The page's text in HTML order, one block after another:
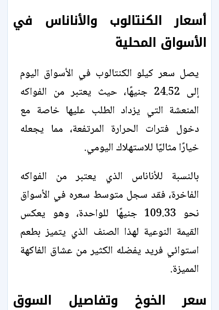
أسعار الكنتالوب والأناناس في
الأسواق المحلية
يصل سعر كيلو الكنتالوب في الأسواق اليوم
إلى 24.52 جنيهًا، حيث يعتبر من الفواكه
المنعشة التي يزداد الطلب عليها خاصة مع
دخول فترات الحرارة المرتفعة، مما يجعله
خيارًا مثاليًا للاستهلاك اليومي.
بالنسبة للأناناس الذي يعتبر من الفواكه
الفاخرة، فقد سجل متوسط سعره في الأسواق
نحو 109.33 جنيهًا للواحدة، وهو يعكس
القيمة النوعية لهذا الصنف الذي يتميز بطعم
استوائي فريد يفضله الكثير من عشاق الفاكهة
المميزة.
سعر الخوخ وتفاصيل السوق